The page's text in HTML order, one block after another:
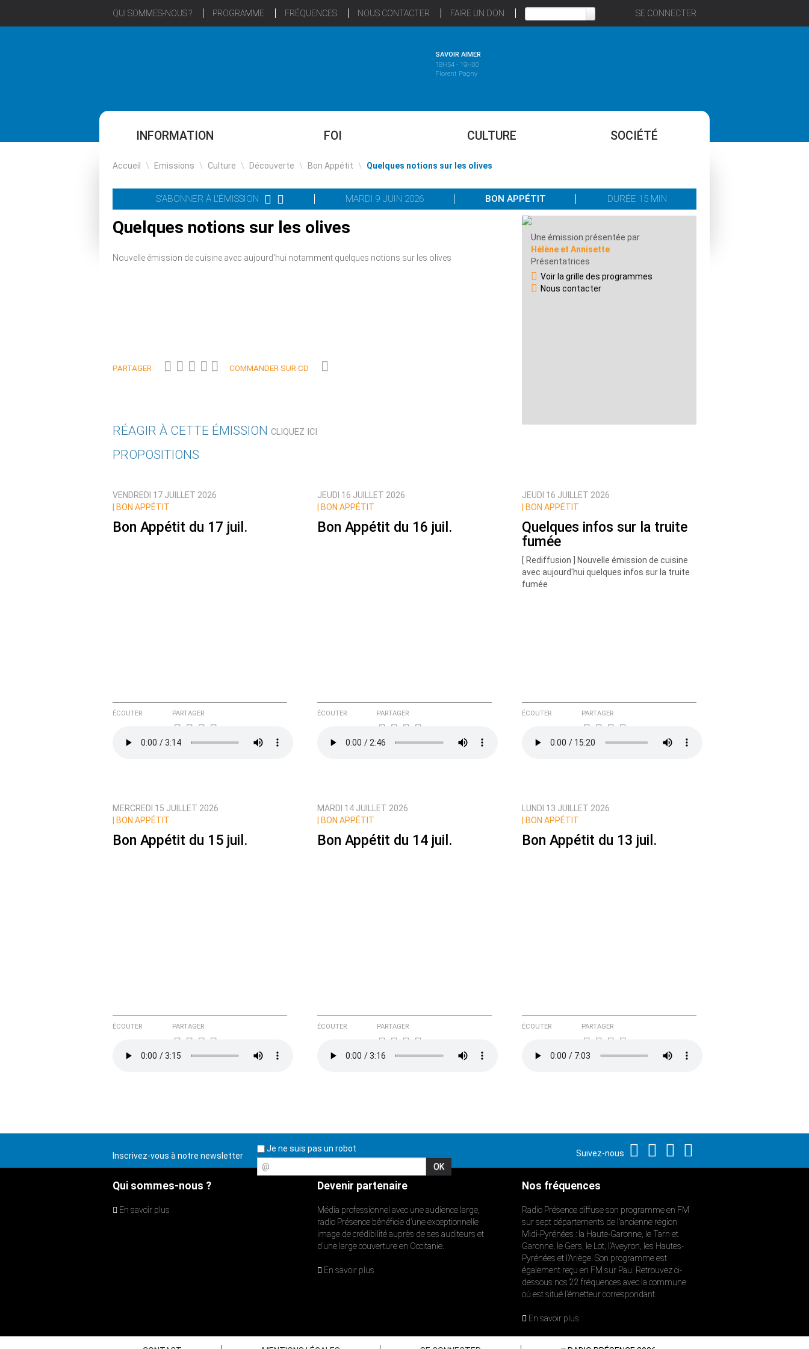
QUI SOMMES-NOUS ? PROGRAMME FRÉQUENCES NOUS CONTACTER FAIRE UN DON SE CONNECTER
SAVOIR AIMER
18H54 - 19H00
Florent Pagny
INFORMATION FOI CULTURE SOCIÉTÉ
Accueil \ Emissions \ Culture \ Découverte \ Bon Appétit \ Quelques notions sur les olives
S'ABONNER À L'ÉMISSION MARDI 9 JUIN 2026 BON APPÉTIT DURÉE 15 MIN
Quelques notions sur les olives
Nouvelle émission de cuisine avec aujourd'hui notamment quelques notions sur les olives
PARTAGER COMMANDER SUR CD
Une émission présentée par
Hélène et Annisette
Présentatrices
Voir la grille des programmes
Nous contacter
RÉAGIR À CETTE ÉMISSION CLIQUEZ ICI
Nom
Prévenez-moi de tous les nouveaux commentaires de cette discussion par email
PROPOSITIONS
VENDREDI 17 JUILLET 2026
BON APPÉTIT
Bon Appétit du 17 juil.
ÉCOUTER PARTAGER
JEUDI 16 JUILLET 2026
BON APPÉTIT
Bon Appétit du 16 juil.
ÉCOUTER PARTAGER
JEUDI 16 JUILLET 2026
BON APPÉTIT
Quelques infos sur la truite
fumée
[ Rediffusion ] Nouvelle émission de cuisine
avec aujourd'hui quelques infos sur la truite
fumée
ÉCOUTER PARTAGER
MERCREDI 15 JUILLET 2026
BON APPÉTIT
Bon Appétit du 15 juil.
ÉCOUTER PARTAGER
MARDI 14 JUILLET 2026
BON APPÉTIT
Bon Appétit du 14 juil.
ÉCOUTER PARTAGER
LUNDI 13 JUILLET 2026
BON APPÉTIT
Bon Appétit du 13 juil.
ÉCOUTER PARTAGER
Inscrivez-vous à notre newsletter
Je ne suis pas un robot
@
Suivez-nous
Qui sommes-nous ?
En savoir plus
Devenir partenaire
Média professionnel avec une audience large,
radio Présence bénéficie d’une exceptionnelle
image de crédibilité auprès de ses auditeurs et
d’une large couverture en Occitanie.
En savoir plus
Nos fréquences
Radio Présence diffuse son programme en FM
sur sept départements de l’ancienne région
Midi-Pyrénées : la Haute-Garonne, le Tarn et
Garonne, le Gers, le Lot, l’Aveyron, les Hautes-
Pyrénées et l’Ariège. Son programme est
également reçu en FM sur Pau. Retrouvez ci-
dessous nos 22 fréquences avec la commune
où est situé l’émetteur correspondant.
En savoir plus